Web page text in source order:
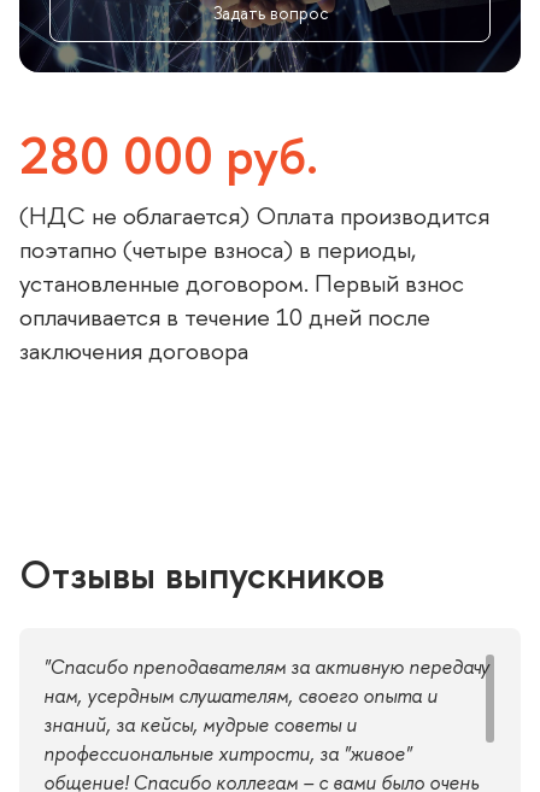
Задать вопрос
280 000 руб.
(НДС не облагается) Оплата производится
поэтапно (четыре взноса) в периоды,
установленные договором. Первый взнос
оплачивается в течение 10 дней после
заключения договора
Отзывы выпускнико
"Спасибо преподавателям за активную передачу
нам, усердным слушателям, своего опыта и
знаний, за кейсы, мудрые советы и
профессиональные хитрости, за "живое"
общение! Спасибо коллегам – с вами было очень